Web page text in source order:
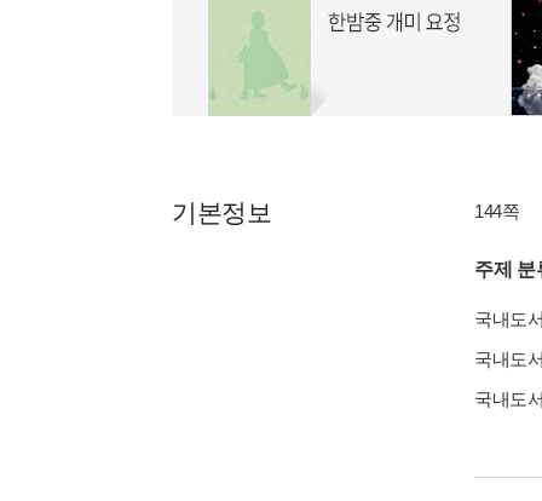
기본정보 144쪽
주제 분
국내도
국내도
국내도